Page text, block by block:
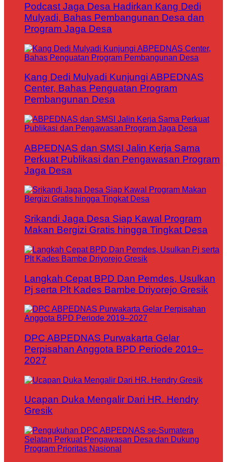
Podcast Jaga Desa Hadirkan Kang Dedi
Mulyadi, Bahas Pembangunan Desa dan
Program Jaga Desa
Kang Dedi Mulyadi Kunjungi ABPEDNAS
Center, Bahas Penguatan Program
Pembangunan Desa
ABPEDNAS dan SMSI Jalin Kerja Sama
Perkuat Publikasi dan Pengawasan Program
Jaga Desa
Srikandi Jaga Desa Siap Kawal Program
Makan Bergizi Gratis hingga Tingkat Desa
Langkah Cepat BPD Dan Pemdes, Usulkan
Pj serta Plt Kades Bambe Driyorejo Gresik
DPC ABPEDNAS Purwakarta Gelar
Perpisahan Anggota BPD Periode 2019–
2027
Ucapan Duka Mengalir Dari HR. Hendry
Gresik